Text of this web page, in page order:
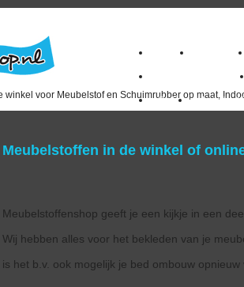
winkel voor Meubelstof en Schuimrubber op maat,
Home Meubelstof
milano_outdoorstoffen
Outlet Meubelstof
Meubelstoffen in de winkel of
Meubelstoffenshop geeft je een kijkje in een
Wij hebben alles voor het bekleden van je
is het b.v. ook mogelijk je bed ombouw opnieuw